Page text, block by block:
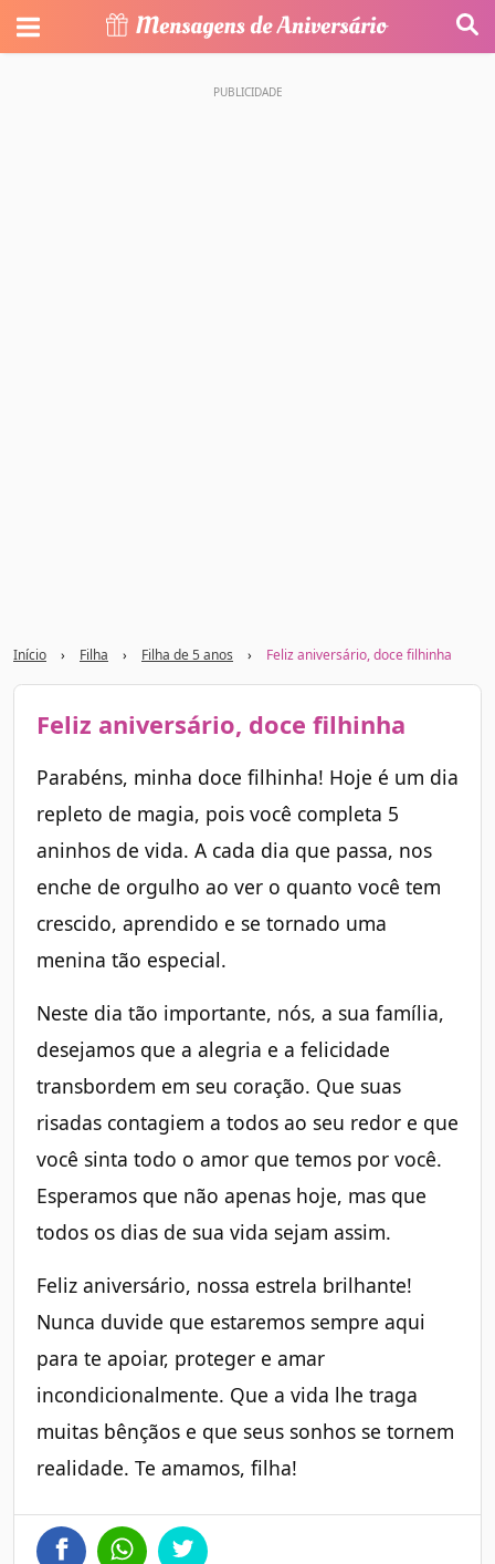
Início › Filha › Filha de 5 anos › Feliz aniversário, doce filhinha
Feliz aniversário, doce filhinha
Parabéns, minha doce filhinha! Hoje é um dia
repleto de magia, pois você completa 5
aninhos de vida. A cada dia que passa, nos
enche de orgulho ao ver o quanto você tem
crescido, aprendido e se tornado uma
menina tão especial.
Neste dia tão importante, nós, a sua família,
desejamos que a alegria e a felicidade
transbordem em seu coração. Que suas
risadas contagiem a todos ao seu redor e que
você sinta todo o amor que temos por você.
Esperamos que não apenas hoje, mas que
todos os dias de sua vida sejam assim.
Feliz aniversário, nossa estrela brilhante!
Nunca duvide que estaremos sempre aqui
para te apoiar, proteger e amar
incondicionalmente. Que a vida lhe traga
muitas bênçãos e que seus sonhos se tornem
realidade. Te amamos, filha!